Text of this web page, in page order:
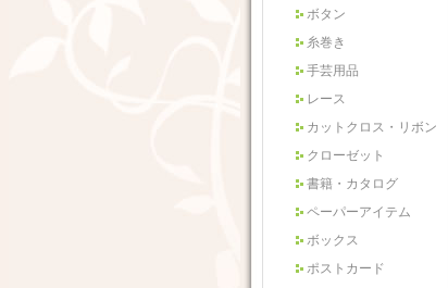
ボタン
糸巻き
手芸用品
レース
カットクロス・リボン
クローゼット
書籍・カタログ
ペーパーアイテム
ボックス
ポストカード